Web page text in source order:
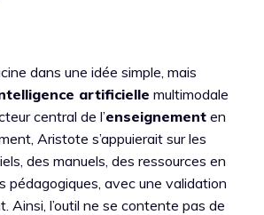
dans une idée simple, mais
artificielle multimodale
central de l’enseignement en
Aristote s’appuierait sur les
des manuels, des ressources en
pédagogiques, avec une validation
Ainsi, l’outil ne se contente pas de